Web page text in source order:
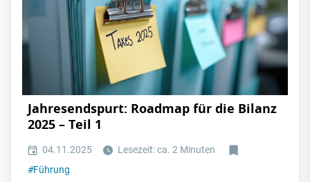
Jahresendspurt: Roadmap für die Bilanz
2025 – Teil 1
04.11.2025
Lesezeit: ca. 2 Minuten
#Führung